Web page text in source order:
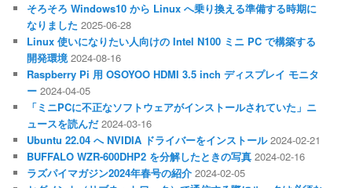
そろそろ Windows10 から Linux へ乗り換える準備する時期に
なりました 2025-06-28
Linux 使いになりたい人向けの Intel N100 ミニ PC で構築する
開発環境 2024-08-16
Raspberry Pi 用 OSOYOO HDMI 3.5 inch ディスプレイ モニタ
ー 2024-04-05
「ミニPCに不正なソフトウェアがインストールされていた」ニ
ュースを読んだ 2024-03-16
Ubuntu 22.04 へ NVIDIA ドライバーをインストール 2024-02-21
BUFFALO WZR-600DHP2 を分解したときの写真 2024-02-16
ラズパイマガジン2024年春号の紹介 2024-02-05